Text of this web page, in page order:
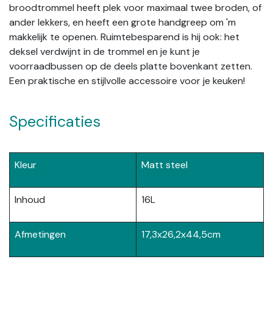
broodtrommel heeft plek voor maximaal twee broden, of
ander lekkers, en heeft een grote handgreep om 'm
makkelijk te openen. Ruimtebesparend is hij ook: het
deksel verdwijnt in de trommel en je kunt je
voorraadbussen op de deels platte bovenkant zetten.
Een praktische en stijlvolle accessoire voor je keuken!
Specificaties
Kleur Matt steel
Inhoud 16L
Afmetingen 17,3x26,2x44,5cm